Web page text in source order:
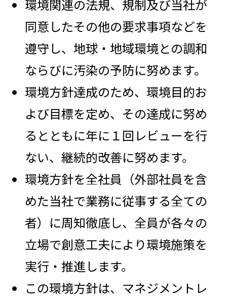
環境関連の法規、規制及び当社が
同意したその他の要求事項などを
遵守し、地球・地域環境との調和
ならびに汚染の予防に努めます。
環境方針達成のため、環境目的お
よび目標を定め、その達成に努め
るとともに年に１回レビューを行
ない、継続的改善に努めます。
環境方針を全社員（外部社員を含
めた当社で業務に従事する全ての
者）に周知徹底し、全員が各々の
立場で創意工夫により環境施策を
実行・推進します。
この環境方針は、マネジメントレ